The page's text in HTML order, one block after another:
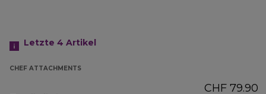
Letzte 4 Artikel
CHEF ATTACHMENTS
CHF 79.90